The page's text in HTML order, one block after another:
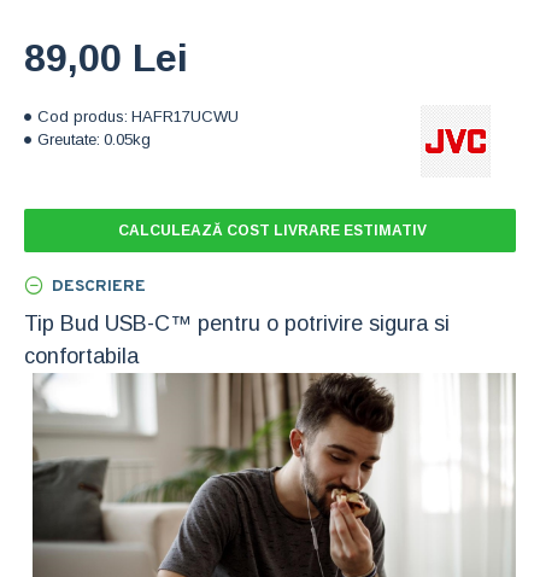
Cod produs: HAFR17UCWU
Greutate: 0.05kg
89,00 Lei
CALCULEAZĂ COST LIVRARE ESTIMATIV
DESCRIERE
Tip Bud USB-C™ pentru o potrivire sigura si
confortabila